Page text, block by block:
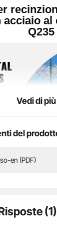
acciaio al
Q235
Vedi di più
del
en (PDF)
(1)